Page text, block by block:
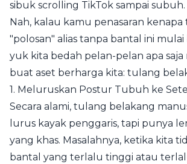
sibuk scrolling TikTok sampai subuh.
Nah, kalau kamu penasaran
"polosan" alias tanpa bantal ini
yuk kita bedah pelan-pelan apa saja
buat aset berharga kita: tulang
1. Meluruskan Postur Tubuh ke
Secara alami, tulang belakang
lurus kayak penggaris, tapi punya
yang khas. Masalahnya, ketika kita
bantal yang terlalu tinggi atau